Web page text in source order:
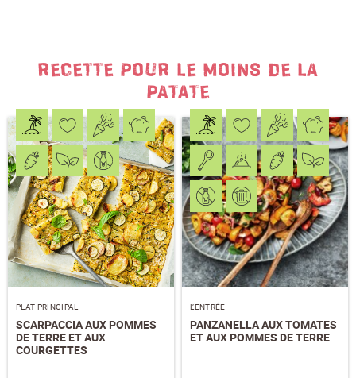
RECETTE POUR LE MOINS DE LA
PATATE
PLAT PRINCIPAL
SCARPACCIA AUX POMMES
DE TERRE ET AUX
COURGETTES
L’ENTRÉE
PANZANELLA AUX TOMATES
ET AUX POMMES DE TERRE
NOM *
J'accepteles conditions générales etla
protection des données *
S'ABONNER AU NEWSLETTER